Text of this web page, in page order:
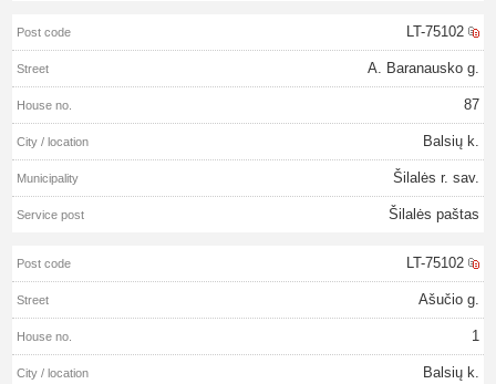
LT-75102
A. Baranausko g.
87
Balsių k.
Šilalės r. sav.
Šilalės paštas
LT-75102
Ašučio g.
1
Balsių k.